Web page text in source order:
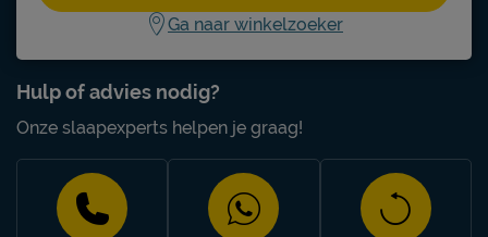
Hulp of advies nodig?
Onze slaapexperts helpen je graag!
Ga naar winkelzoeker